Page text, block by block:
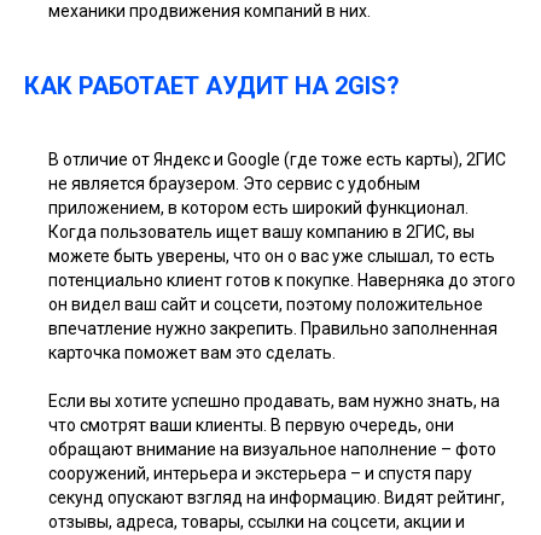
механики продвижения компаний в них.
КАК РАБОТАЕТ АУДИТ НА 2GIS?
В отличие от Яндекс и Google (где тоже есть карты), 2ГИС
не является браузером. Это сервис с удобным
приложением, в котором есть широкий функционал.
Когда пользователь ищет вашу компанию в 2ГИС, вы
можете быть уверены, что он о вас уже слышал, то есть
потенциально клиент готов к покупке. Наверняка до этого
он видел ваш сайт и соцсети, поэтому положительное
впечатление нужно закрепить. Правильно заполненная
карточка поможет вам это сделать.
Если вы хотите успешно продавать, вам нужно знать, на
что смотрят ваши клиенты. В первую очередь, они
обращают внимание на визуальное наполнение – фото
сооружений, интерьера и экстерьера – и спустя пару
секунд опускают взгляд на информацию. Видят рейтинг,
отзывы, адреса, товары, ссылки на соцсети, акции и